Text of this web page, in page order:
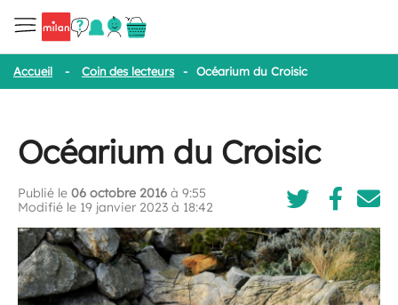
Accueil - Coin des lecteurs - Océarium du Croisic
Océarium du Croisic
Publié le 06 octobre 2016 à 9:55
Modifié le 19 janvier 2023 à 18:42